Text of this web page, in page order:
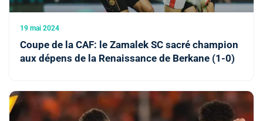
19 mai 2024
Coupe de la CAF: le Zamalek SC sacré champion
aux dépens de la Renaissance de Berkane (1-0)